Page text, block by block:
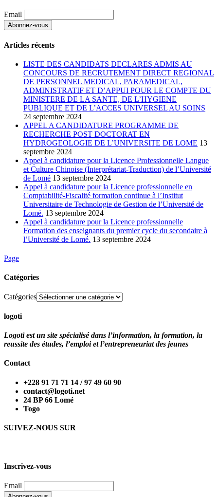
Email
Articles récents
LISTE DES CANDIDATS DECLARES ADMIS AU
CONCOURS DE RECRUTEMENT DIRECT REGIONAL
DE PERSONNEL MEDICAL, PARAMEDICAL,
ADMINISTRATIF ET D’APPUI POUR LE COMPTE DU
MINISTERE DE LA SANTE, DE L’HYGIENE
PUBLIQUE ET DE L’ACCES UNIVERSEL AU SOINS
24 septembre 2024
APPEL A CANDIDATURE PROGRAMME DE
RECHERCHE POST DOCTORAT EN
HYDROGEOLOGIE DE L’UNIVERSITE DE LOME 13
septembre 2024
Appel à candidature pour la Licence Professionnelle Langue
et Culture Chinoise (Interprétariat-Traduction) de l’Université
de Lomé 13 septembre 2024
Appel à candidature pour la Licence professionnelle en
Comptabilité-Fiscalité formation continue à l’Institut
Universitaire de Technologie de Gestion de l’Université de
Lomé. 13 septembre 2024
Appel à candidature pour la Licence professionnelle
Formation des enseignants du premier cycle du secondaire à
l’Université de Lomé. 13 septembre 2024
Page
Catégories
Catégories
logoti
Logoti est un site spécialisé dans l’information, la formation, la
reussite des études, l’emploi et l’entrepreneuriat des jeunes
Contact
+228 91 71 71 14 / 97 49 60 90
contact@logoti.net
24 BP 66 Lomé
Togo
SUIVEZ-NOUS SUR
Inscrivez-vous
Email